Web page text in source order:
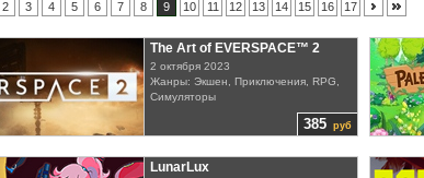
2 3 4 5 6 7 8 9 10 11 12 13 14 15 16 17
385 руб
The Art of EVERSPACE™ 2
2 октября 2023
Жанры: Экшен, Приключения, RPG,
Симуляторы
LunarLux